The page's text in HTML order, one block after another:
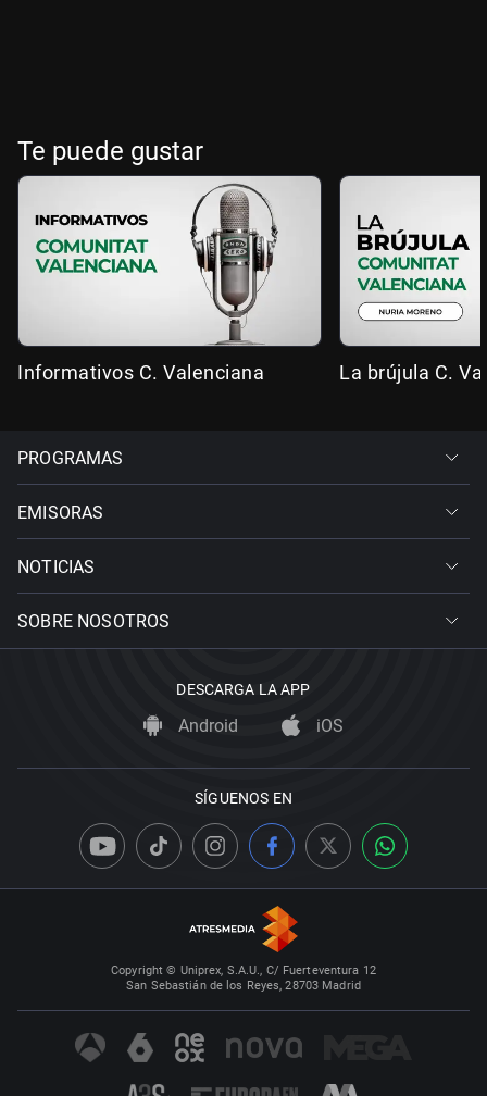
Te puede gustar
Informativos C. Valenciana La brújula C.
PROGRAMAS
EMISORAS
NOTICIAS
SOBRE NOSOTROS
DESCARGA LA APP
Android iOS
SÍGUENOS EN
Copyright © Uniprex, S.A.U., C/ Fuerteventura 12
San Sebastián de los Reyes, 28703 Madrid